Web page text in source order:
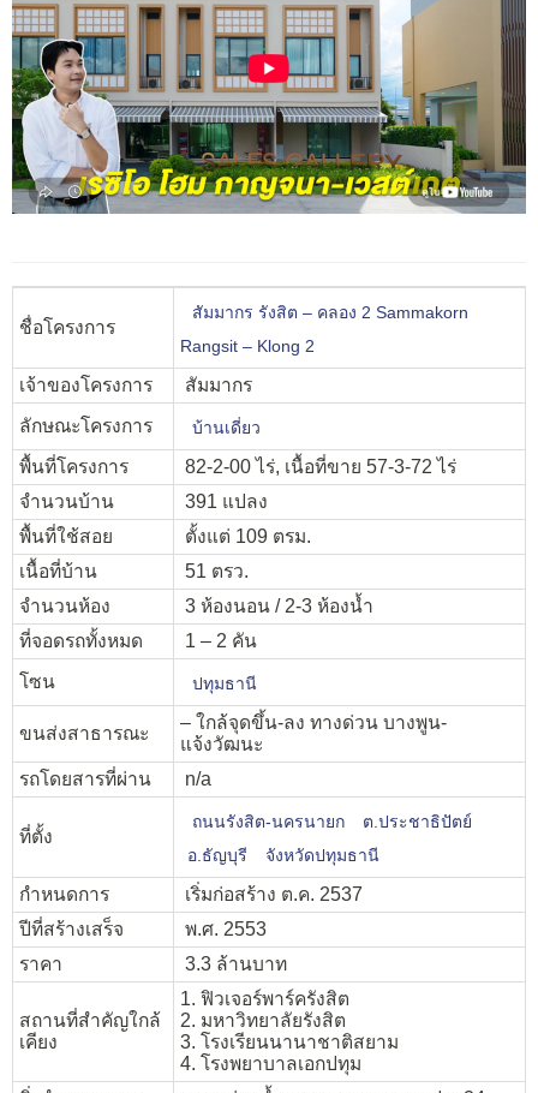
ชื่อโครงการ
สัมมากร รังสิต – คลอง 2 Sammakorn
Rangsit – Klong 2
เจ้าของโครงการ
สัมมากร
ลักษณะโครงการ
บ้านเดี่ยว
พื้นที่โครงการ
82-2-00 ไร่, เนื้อที่ขาย 57-3-72 ไร่
จำนวนบ้าน
391 แปลง
พื้นที่ใช้สอย
ตั้งแต่ 109 ตรม.
เนื้อที่บ้าน
51 ตรว.
จำนวนห้อง
3 ห้องนอน / 2-3 ห้องน้ำ
ที่จอดรถทั้งหมด
1 – 2 คัน
โซน
ปทุมธานี
ขนส่งสาธารณะ
– ใกล้จุดขึ้น-ลง ทางด่วน บางพูน-
แจ้งวัฒนะ
รถโดยสารที่ผ่าน
n/a
ที่ตั้ง
ถนนรังสิต-นครนายก
ต.ประชาธิปัตย์
อ.ธัญบุรี
จังหวัดปทุมธานี
กำหนดการ
เริ่มก่อสร้าง ต.ค. 2537
ปีที่สร้างเสร็จ
พ.ศ. 2553
ราคา
3.3 ล้านบาท
สถานที่สำคัญใกล้
เคียง
1. ฟิวเจอร์พาร์ครังสิต
2. มหาวิทยาลัยรังสิต
3. โรงเรียนนานาชาติสยาม
4. โรงพยาบาลเอกปทุม